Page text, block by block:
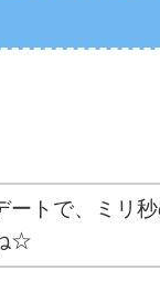
ートで、ミリ
☆